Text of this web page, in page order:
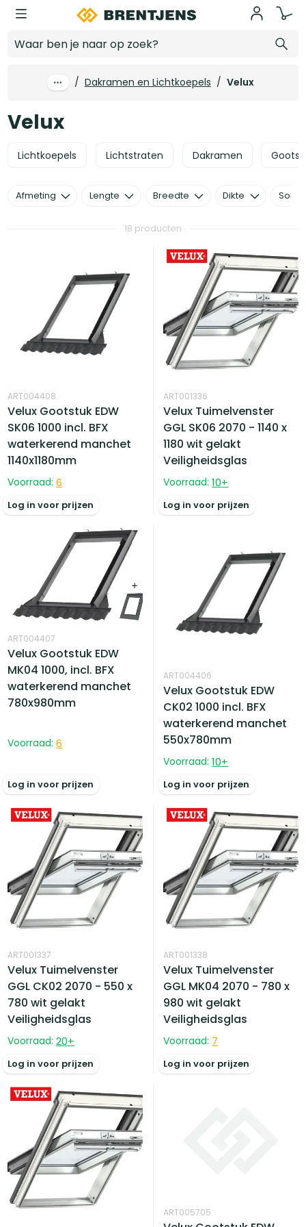
Ga naar hoofdinhoud
/ Dakramen en Lichtkoepels / Velux
Velux
Lichtkoepels Lichtstraten Dakramen
18 producten
ART004408
Velux Gootstuk EDW
SK06 1000 incl. BFX
waterkerend manchet
1140x1180mm
Voorraad: 6
Log in voor prijzen
ART001336
Velux Tuimelvenster
GGL SK06 2070 - 1140 x
1180 wit gelakt
Veiligheidsglas
Voorraad: 10+
Log in voor prijzen
ART004407
Velux Gootstuk EDW
MK04 1000, incl. BFX
waterkerend manchet
780x980mm
Voorraad: 6
Log in voor prijzen
ART004406
Velux Gootstuk EDW
CK02 1000 incl. BFX
waterkerend manchet
550x780mm
Voorraad: 10+
Log in voor prijzen
ART001337
Velux Tuimelvenster
GGL CK02 2070 - 550 x
780 wit gelakt
Veiligheidsglas
Voorraad: 20+
Log in voor prijzen
ART001338
Velux Tuimelvenster
GGL MK04 2070 - 780 x
980 wit gelakt
Veiligheidsglas
Voorraad: 7
Log in voor prijzen
ART005705
Afmeting Lengte Breedte Dikte